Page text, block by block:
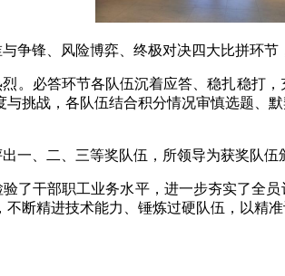
争锋、风险博弈、终极对决四大比拼环
。必答环节各队伍沉着应答、稳扎稳打
挑战，各队伍结合积分情况审慎选题、
一、二、三等奖队伍，所领导为获奖队伍
了干部职工业务水平，进一步夯实了全
断精进技术能力、锤炼过硬队伍，以精